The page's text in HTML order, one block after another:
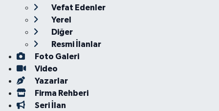
Vefat Edenler
Yerel
Diğer
Resmi İlanlar
Foto Galeri
Video
Yazarlar
Firma Rehberi
Seri İlan